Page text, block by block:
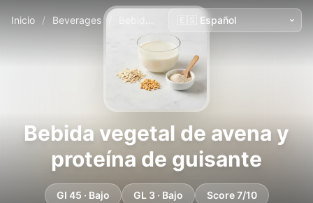
Inicio / Beverages
Bebida vegetal de avena y
proteína de guisante
GI 45 · Bajo GL 3 · Bajo Score 7/10